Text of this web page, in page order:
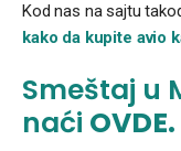
Kod nas na sajtu
kako da kupite avio
Smeštaj u
naći OVDE.